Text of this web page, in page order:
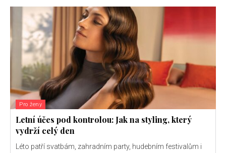
Pro ženy
Letní účes pod kontrolou: Jak na styling, který
vydrží celý den
Léto patří svatbám, zahradním party, hudebním festivalům i